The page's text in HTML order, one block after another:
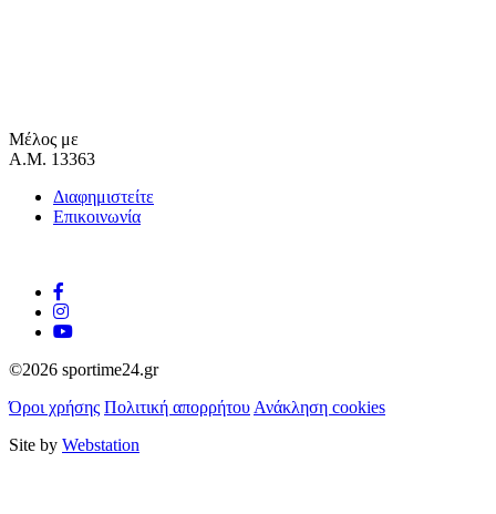
Μέλος με
Α.Μ. 13363
Διαφημιστείτε
Επικοινωνία
©2026 sportime24.gr
Όροι χρήσης Πολιτική απορρήτου Ανάκληση cookies
Site by Webstation